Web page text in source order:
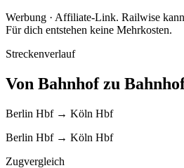
Werbung · Affiliate-Link. Railwise
Für dich entstehen keine Mehrkosten.
Streckenverlauf
Von Bahnhof zu
Berlin Hbf → Köln Hbf
Berlin Hbf → Köln Hbf
Zugvergleich